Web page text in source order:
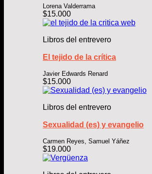
Lorena Valderrama
$15.000
Libros del entrevero
El tejido de la crítica
Javier Edwards Renard
$15.000
Libros del entrevero
Sexualidad (es) y evangelio
Carmen Reyes, Samuel Yáñez
$19.000